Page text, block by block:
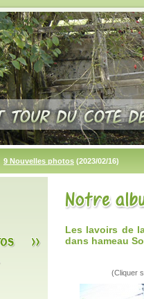
9 Nouvelles photos (2023/02/16)
Les lavoirs de
dans hameau
(Cliquer